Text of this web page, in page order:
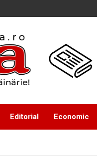
Editorial Economic